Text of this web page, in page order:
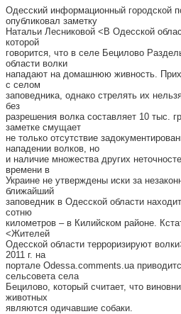
Одесский информационный городской
опубликовал заметку
Натальи Лесниковой <В Одесской
которой
говорится, что в селе Бецилово
области волки
нападают на домашнюю живность.
с селом
заповедника, однако стрелять их
без
разрешения волка составляет 10 тыс.
заметке смущает
не только отсутствие
нападении волков, но
и наличие множества других
времени в
Украине не утверждены иски за
ближайший
заповедник в Одесской области
сотню
километров – в Килийском районе.
<Жителей
Одесской области терроризируют
2011 г. на
портале Odessa.comments.ua
сельсовета села
Бецилово, который считает, что
животных
являются одичавшие собаки.